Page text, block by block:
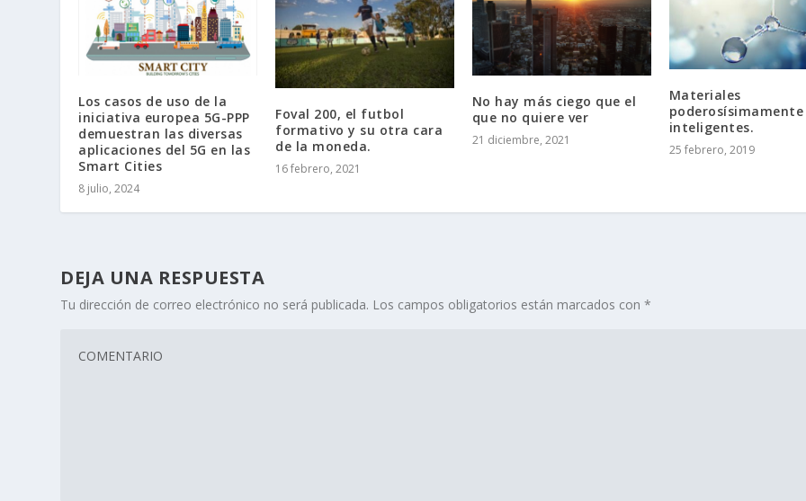
Los casos de uso de la
iniciativa europea 5G-PPP
demuestran las diversas
aplicaciones del 5G en las
Smart Cities
8 julio, 2024
Foval 200, el futbol
formativo y su otra cara
de la moneda.
16 febrero, 2021
No hay más ciego que el
que no quiere ver
21 diciembre, 2021
Materiales
poderosísimamente
inteligentes.
25 febrero, 2019
DEJA UNA RESPUESTA
Tu dirección de correo electrónico no será publicada. Los campos obligatorios están marcados con*